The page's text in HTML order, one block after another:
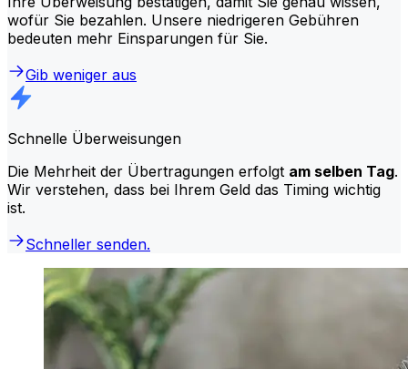
wofür Sie bezahlen. Unsere niedrigeren Gebühren
bedeuten mehr Einsparungen für Sie.
Gib weniger aus
Schnelle Überweisungen
Die Mehrheit der Übertragungen erfolgt am selben Tag.
Wir verstehen, dass bei Ihrem Geld das Timing wichtig
ist.
Schneller senden.